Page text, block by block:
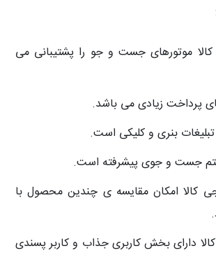
موتورهای جست و جو را پشتیبانی می
پرداخت زیادی می باشد.
بنری و کلیکی است.
جست و جوی پیشرفته است.
کالا امکان مقایسه ی چندین محصول با
دارای بخش کاربری جذاب و کاربر پسندی